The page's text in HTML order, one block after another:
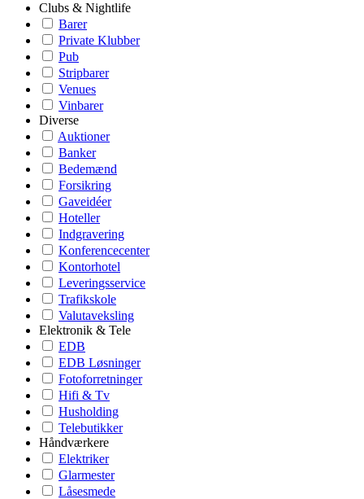
Clubs & Nightlife
Barer
Private Klubber
Pub
Stripbarer
Venues
Vinbarer
Diverse
Auktioner
Banker
Bedemænd
Forsikring
Gaveidéer
Hoteller
Indgravering
Konferencecenter
Kontorhotel
Leveringsservice
Trafikskole
Valutaveksling
Elektronik & Tele
EDB
EDB Løsninger
Fotoforretninger
Hifi & Tv
Husholding
Telebutikker
Håndværkere
Elektriker
Glarmester
Låsesmede